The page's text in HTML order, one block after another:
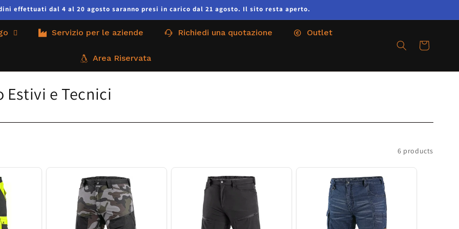
effettuati dal 4 al 20 agosto saranno presi in carico dal 21 agosto. Il sito resta aperto.
Servizio per le aziende Richiedi una quotazione Outlet
Area Riservata
Cart
Estivi e Tecnici
6 products